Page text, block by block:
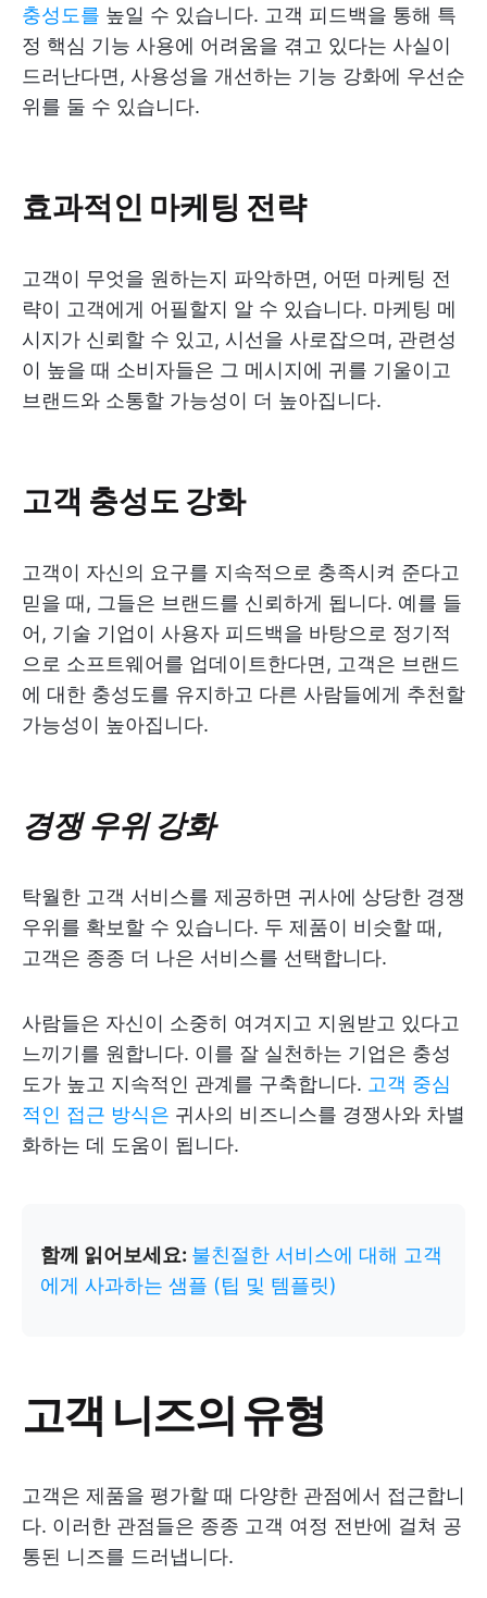
충성도를 높일 수 있습니다. 고객 피드백을 통해 특
정 핵심 기능 사용에 어려움을 겪고 있다는 사실이
드러난다면, 사용성을 개선하는 기능 강화에 우선순
위를 둘 수 있습니다.
효과적인 마케팅 전략
고객이 무엇을 원하는지 파악하면, 어떤 마케팅 전
략이 고객에게 어필할지 알 수 있습니다. 마케팅 메
시지가 신뢰할 수 있고, 시선을 사로잡으며, 관련성
이 높을 때 소비자들은 그 메시지에 귀를 기울이고
브랜드와 소통할 가능성이 더 높아집니다.
고객 충성도 강화
고객이 자신의 요구를 지속적으로 충족시켜 준다고
믿을 때, 그들은 브랜드를 신뢰하게 됩니다. 예를 들
어, 기술 기업이 사용자 피드백을 바탕으로 정기적
으로 소프트웨어를 업데이트한다면, 고객은 브랜드
에 대한 충성도를 유지하고 다른 사람들에게 추천할
가능성이 높아집니다.
경쟁 우위 강화
탁월한 고객 서비스를 제공하면 귀사에 상당한 경쟁
우위를 확보할 수 있습니다. 두 제품이 비슷할 때,
고객은 종종 더 나은 서비스를 선택합니다.
사람들은 자신이 소중히 여겨지고 지원받고 있다고
느끼기를 원합니다. 이를 잘 실천하는 기업은 충성
도가 높고 지속적인 관계를 구축합니다. 고객 중심
적인 접근 방식은 귀사의 비즈니스를 경쟁사와 차별
화하는 데 도움이 됩니다.
함께 읽어보세요: 불친절한 서비스에 대해 고객
에게 사과하는 샘플 (팁 및 템플릿)
고객 니즈의 유형
고객은 제품을 평가할 때 다양한 관점에서 접근합니
다. 이러한 관점들은 종종 고객 여정 전반에 걸쳐 공
통된 니즈를 드러냅니다.